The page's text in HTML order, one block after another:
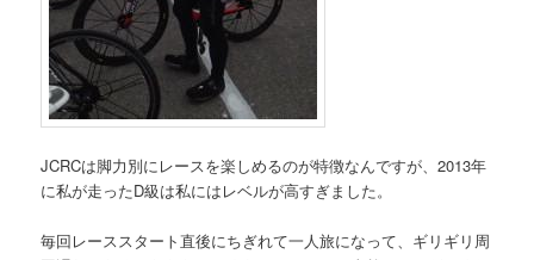
JCRCは脚力別にレースを楽しめるのが特徴なんですが、2013年
に私が走ったD級は私にはレベルが高すぎました。
毎回レーススタート直後にちぎれて一人旅になって、ギリギリ周